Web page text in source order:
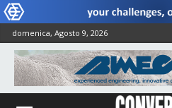
domenica, Agosto 9, 2026